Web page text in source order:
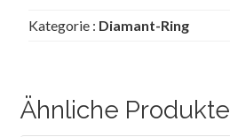
Kategorie : Diamant-Ring
Ähnliche Produkte